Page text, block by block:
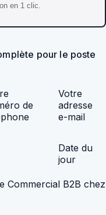
en 1 clic.
pour le poste
de
Votre
adresse
e-mail
Date du
jour
Commercial B2B chez